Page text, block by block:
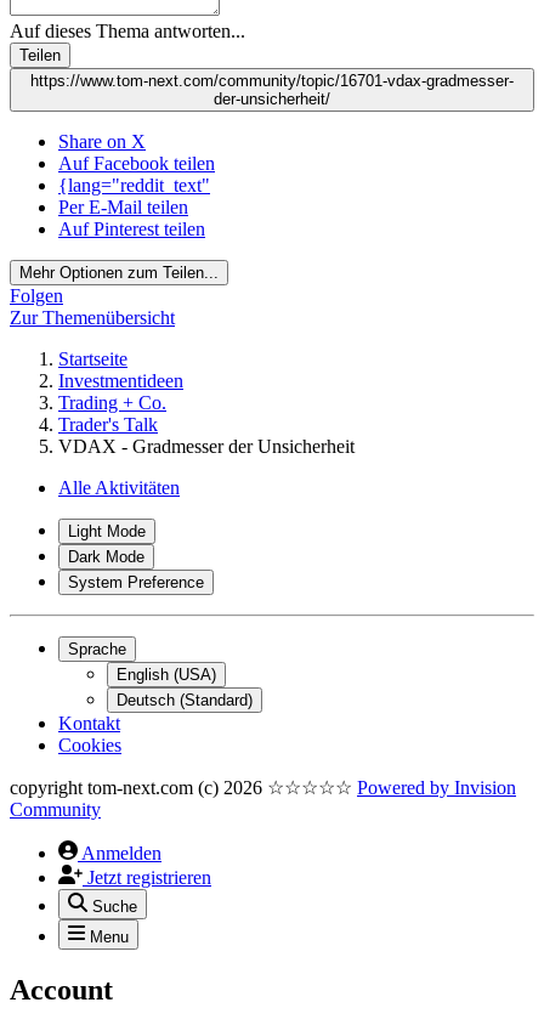
Auf dieses Thema antworten...
Teilen
https://www.tom-next.com/community/topic/16701-vdax-gradmesser-
der-unsicherheit/
Share on X
Auf Facebook teilen
{lang="reddit_text"
Per E-Mail teilen
Auf Pinterest teilen
Mehr Optionen zum Teilen...
Folgen
Zur Themenübersicht
Startseite
Investmentideen
Trading + Co.
Trader's Talk
VDAX - Gradmesser der Unsicherheit
Alle Aktivitäten
Light Mode
Dark Mode
System Preference
Sprache
English (USA)
Deutsch (Standard)
Kontakt
Cookies
copyright tom-next.com (c) 2026 ☆☆☆☆☆ Powered by Invision
Community
Anmelden
Jetzt registrieren
Suche
Menu
Account